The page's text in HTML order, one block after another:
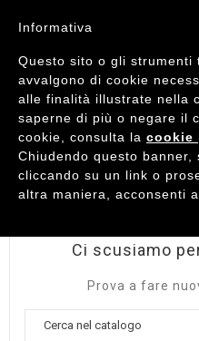

HOME MARCHI
ELENCO DEI PRODOTTI
REDIL SRL
Ci scusiamo
Prova a fare
Informativa
Questo sito o gli
avvalgono di cookie
alle finalità illustrate nella
saperne di più o negare il
cookie, consulta la cookie
Chiudendo questo banner,
cliccando su un link o
altra maniera, acconsenti